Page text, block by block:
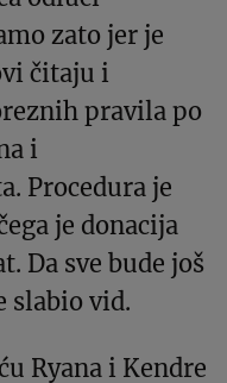
zato jer je
čitaju i
pravila po
i
Procedura je
je donacija
Da sve bude još
slabio vid.
Ryana i Kendre